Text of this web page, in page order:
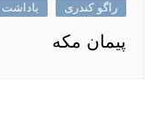
راگو کندری یاداشت
پیمان مکه